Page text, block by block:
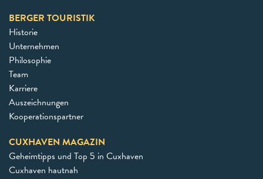
BERGER TOURISTIK
Historie
Unternehmen
Philosophie
Team
Karriere
Auszeichnungen
Kooperationspartner
CUXHAVEN MAGAZIN
Geheimtipps und Top 5 in Cuxhaven
Cuxhaven hautnah